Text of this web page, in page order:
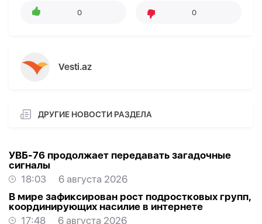
0 0
Vesti.az
ДРУГИЕ НОВОСТИ РАЗДЕЛА
УВБ-76 продолжает передавать загадочные
сигналы
18:03
6 августа 2026
В мире зафиксирован рост подростковых групп,
координирующих насилие в интернете
17:48
6 августа 2026